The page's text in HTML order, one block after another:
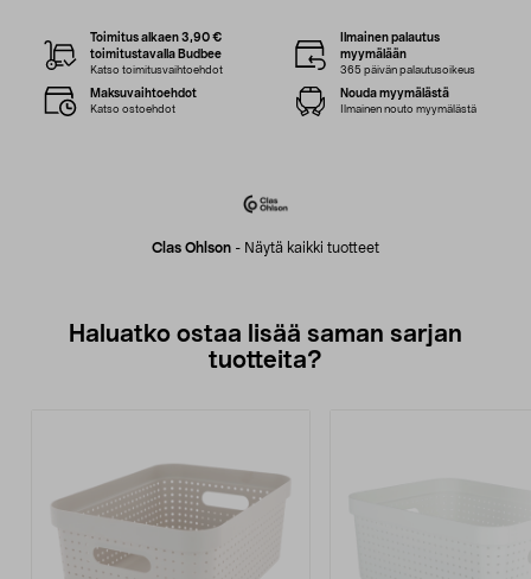
Clas Ohlson - Näytä kaikki tuotteet
Toimitus alkaen 3,90 €
toimitustavalla Budbee
Katso toimitusvaihtoehdot
Ilmainen palautus
myymälään
365 päivän palautusoikeus
Maksuvaihtoehdot
Katso ostoehdot
Nouda myymälästä
Ilmainen nouto myymälästä
Haluatko ostaa lisää saman sarjan
tuotteita?